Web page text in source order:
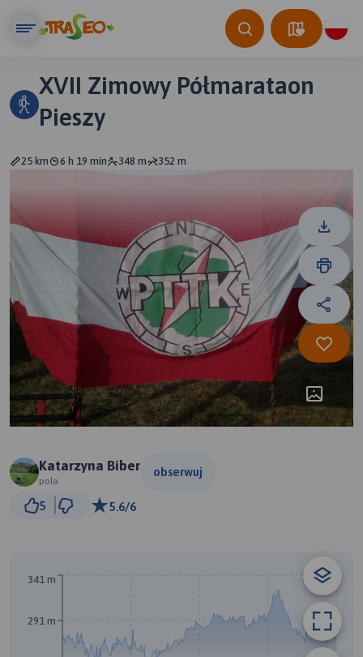
XVII Zimowy Półmarataon
Pieszy
25 km 6 h 19 min 348 m 352 m
Katarzyna Biber
pola
obserwuj
5 5.6/6
291 m
341 m